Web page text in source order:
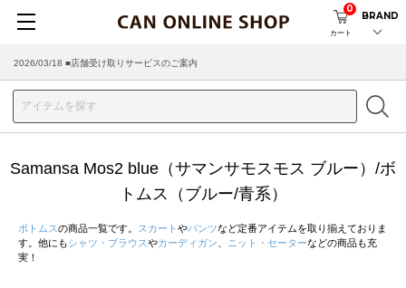
カート
0
BRAND
2026/03/18 ■店舗受け取りサービスのご案内
Samansa Mos2 blue（サマンサモスモス ブルー）/ボ
トムス（ブルー/青系）
ボトムスの商品一覧です。 スカート やパンツなど定番アイテムを取り揃えておりま
す。他にもシャツ・ブラウスやカーディガン ニット・セーターなどの商品も充
実！